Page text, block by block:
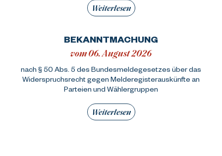
Weiterlesen
BEKANNTMACHUNG
vom 06. August 2026
nach § 50 Abs. 5 des Bundesmeldegesetzes über das
Widerspruchsrecht gegen Melderegisterauskünfte an
Parteien und Wählergruppen
Weiterlesen